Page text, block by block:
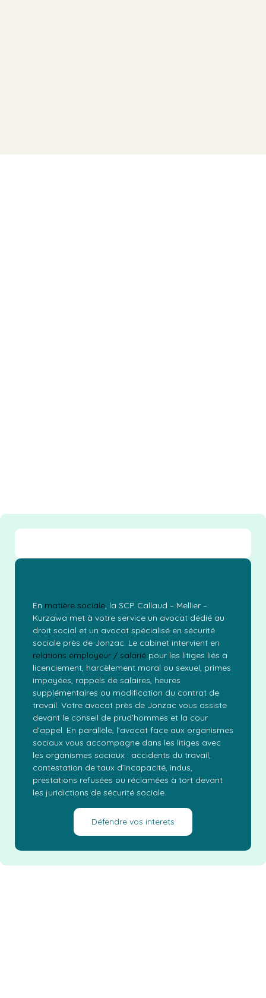
En matière sociale, la SCP Callaud – Mellier –
Kurzawa met à votre service un avocat dédié au
droit social et un avocat spécialisé en sécurité
sociale près de Jonzac. Le cabinet intervient en
relations employeur / salarié pour les litiges liés à
licenciement, harcèlement moral ou sexuel, primes
impayées, rappels de salaires, heures
supplémentaires ou modification du contrat de
travail. Votre avocat près de Jonzac vous assiste
devant le conseil de prud’hommes et la cour
d’appel. En parallèle, l’avocat face aux organismes
sociaux vous accompagne dans les litiges avec
les organismes sociaux : accidents du travail,
contestation de taux d’incapacité, indus,
prestations refusées ou réclamées à tort devant
les juridictions de sécurité sociale.
Défendre vos interets